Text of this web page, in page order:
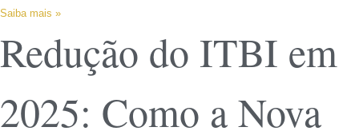
Saiba mais »
Redução do ITBI em
2025: Como a Nova